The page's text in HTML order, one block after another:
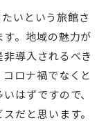
いという旅館さ
。地域の魅力が
導入されるべき
ロナ禍でなくと
はずですので、
だと思います。